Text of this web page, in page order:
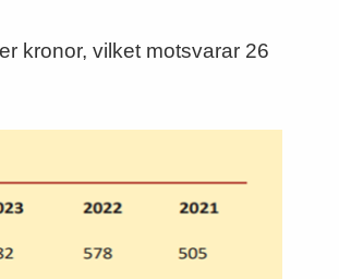
kronor, vilket motsvarar 26